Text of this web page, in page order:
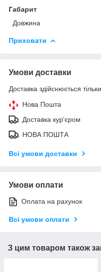
Габарит
Довжина
Приховати
Умови доставки
Доставка здійснюється
Нова Пошта
Доставка кур'єром
НОВА ПОШТА
Всі умови доставки
Умови оплати
Оплата на рахунок
Всі умови оплати
З цим товаром також